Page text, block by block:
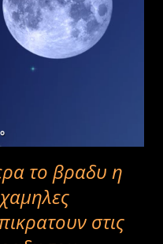
το βραδυ η
στις